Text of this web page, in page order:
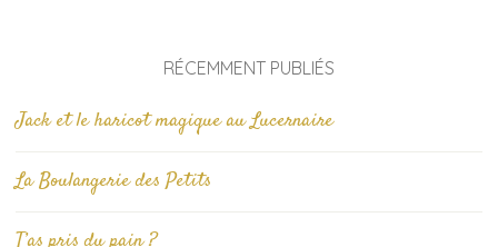
RÉCEMMENT PUBLIÉS
Jack et le haricot magique au Lucernaire
La Boulangerie des Petits